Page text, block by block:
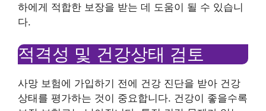
하에게 적합한 보장을 받는 데 도움이 될 수 있습니
다.
적격성 및 건강상태 검토
사망 보험에 가입하기 전에 건강 진단을 받아 건강
상태를 평가하는 것이 중요합니다. 건강이 좋을수록